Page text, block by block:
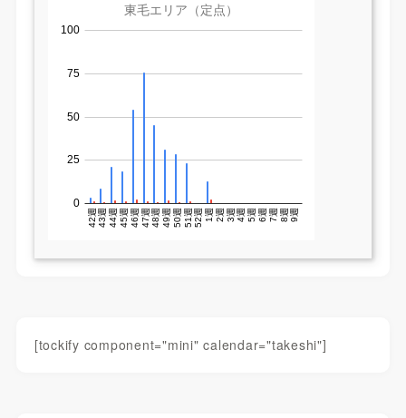
[tockify component="mini" calendar="takeshi"]